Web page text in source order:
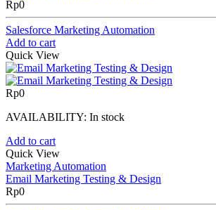
Rp0
Salesforce Marketing Automation
Add to cart
Quick View
Rp0
AVAILABILITY: In stock
Add to cart
Quick View
Marketing Automation
Email Marketing Testing & Design
Rp0